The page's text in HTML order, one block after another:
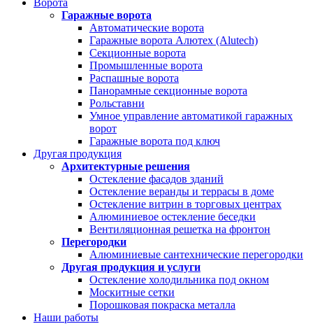
Ворота
Гаражные ворота
Автоматические ворота
Гаражные ворота Алютех (Alutech)
Секционные ворота
Промышленные ворота
Распашные ворота
Панорамные секционные ворота
Рольставни
Умное управление автоматикой гаражных
ворот
Гаражные ворота под ключ
Другая продукция
Архитектурные решения
Остекление фасадов зданий
Остекление веранды и террасы в доме
Остекление витрин в торговых центрах
Алюминиевое остекление беседки
Вентиляционная решетка на фронтон
Перегородки
Алюминиевые сантехнические перегородки
Другая продукция и услуги
Остекление холодильника под окном
Москитные сетки
Порошковая покраска металла
Наши работы